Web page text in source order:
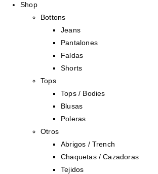
Shop
Bottons
Jeans
Pantalones
Faldas
Shorts
Tops
Tops / Bodies
Blusas
Poleras
Otros
Abrigos / Trench
Chaquetas / Cazadoras
Tejidos